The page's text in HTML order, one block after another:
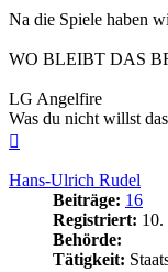
Na die Spiele haben
WO BLEIBT DAS
LG Angelfire
Was du nicht willst
Hans-Ulrich Rudel
Beiträge: 16
Registriert:
Behörde:
Tätigkeit: